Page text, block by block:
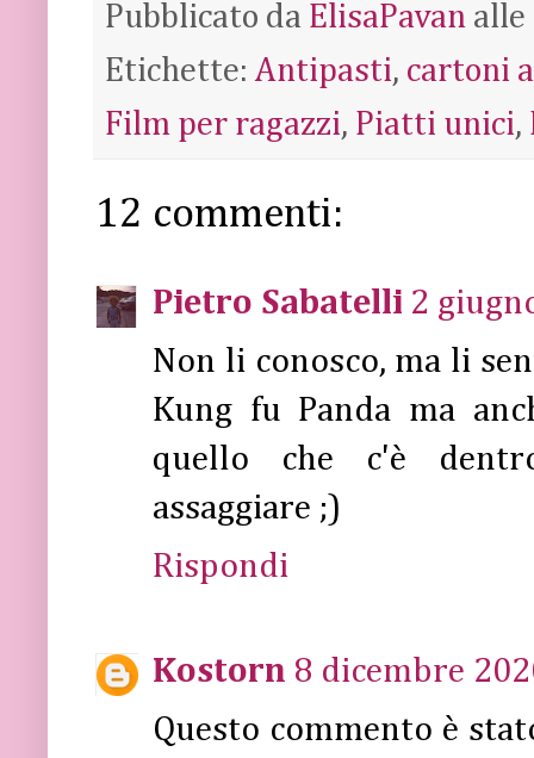
Pubblicato da ElisaPavan alle
Etichette:Antipasti, cartoni
Film per ragazzi, Piatti unici,
12 commenti:
Pietro Sabatelli 2
Non li conosco, ma li
Kung fu Panda ma
quello che c'è
assaggiare ;)
Rispondi
Kostorn 8 dicembre
Questo commento è